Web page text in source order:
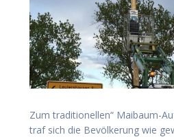
Zum traditionellen“ Maibaum-
traf sich die Bevölkerung wie